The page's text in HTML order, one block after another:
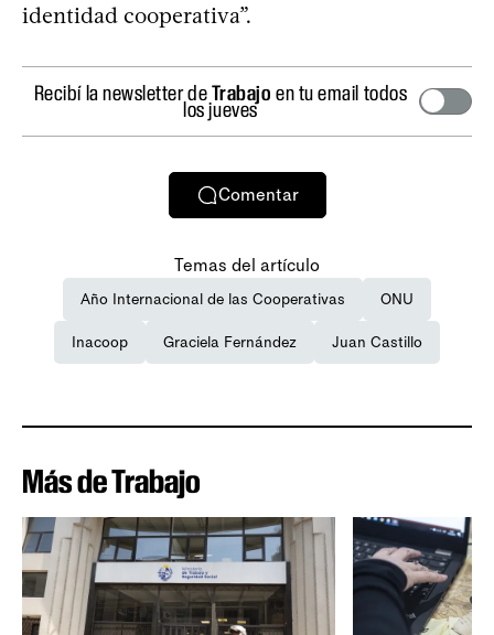
identidad cooperativa”.
Recibí la newsletter deTrabajo en tu email todos
los jueves
Comentar
Temas del artículo
Año Internacional de las Cooperativas ONU
Inacoop Graciela Fernández Juan Castillo
Más de Trabajo